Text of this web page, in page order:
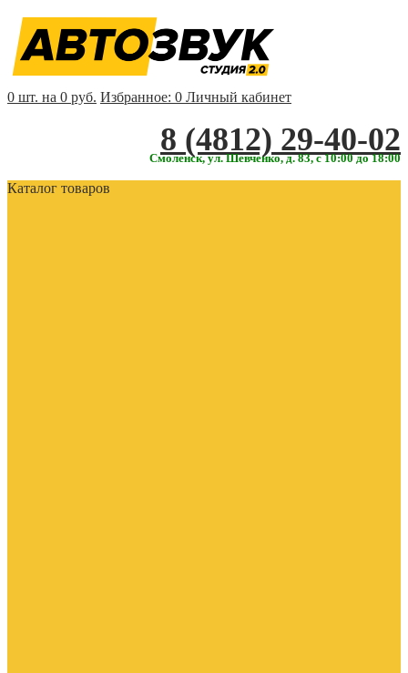
0 шт. на 0 руб. Избранное: 0 Личный кабинет
‎‎8 (4812) 29-40-02
Смоленск, ул. Шевченко, д. 83, с 10:00 до 18:00
Каталог товаров